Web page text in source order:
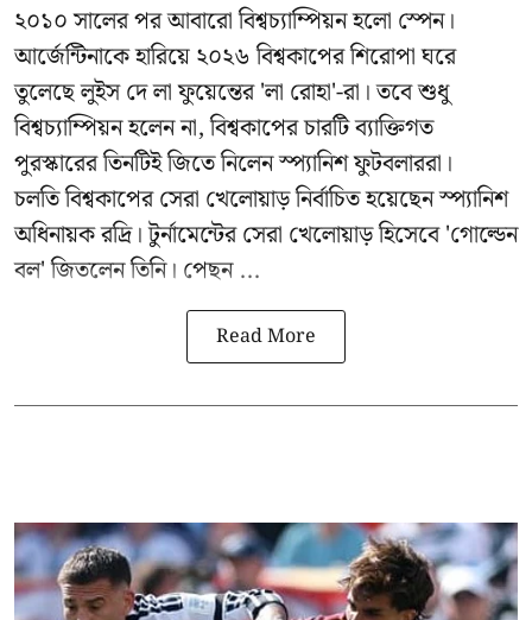
২০১০ সালের পর আবারো বিশ্বচ্যাম্পিয়ন হলো স্পেন।
আর্জেন্টিনাকে হারিয়ে ২০২৬ বিশ্বকাপের শিরোপা ঘরে
তুলেছে লুইস দে লা ফুয়েন্তের 'লা রোহা'-রা। তবে শুধু
বিশ্বচ্যাম্পিয়ন হলেন না, বিশ্বকাপের চারটি ব্যাক্তিগত
পুরস্কারের তিনটিই জিতে নিলেন স্প্যানিশ ফুটবলাররা।
চলতি বিশ্বকাপের সেরা খেলোয়াড় নির্বাচিত হয়েছেন স্প্যানিশ
অধিনায়ক রদ্রি। টুর্নামেন্টের সেরা খেলোয়াড় হিসেবে 'গোল্ডেন
বল' জিতলেন তিনি। পেছন ...
Read More